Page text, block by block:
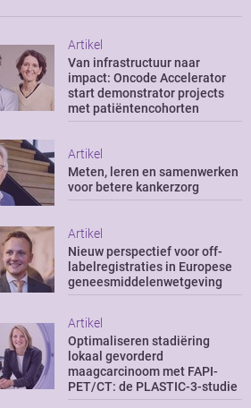
Artikel
Van infrastructuur naar
impact: Oncode Accelerator
start demonstrator projects
met patiëntencohorten
Artikel
Meten, leren en samenwerken
voor betere kankerzorg
Artikel
Nieuw perspectief voor off-
labelregistraties in Europese
geneesmiddelenwetgeving
Artikel
Optimaliseren stadiëring
lokaal gevorderd
maagcarcinoom met FAPI-
PET/CT: de PLASTIC-3-studie